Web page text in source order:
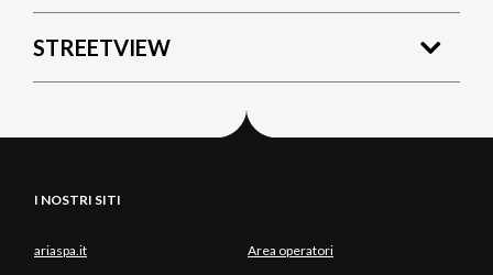
STREETVIEW
I NOSTRI SITI
ariaspa.it Area operatori